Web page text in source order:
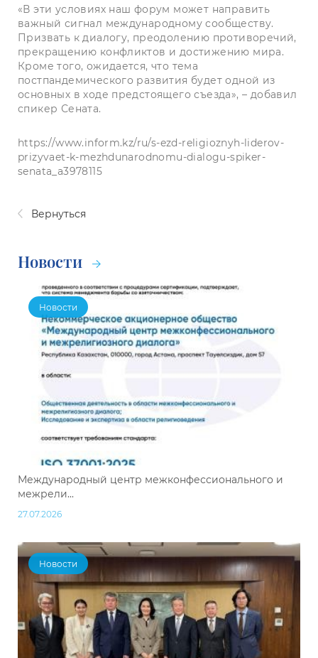
«В эти условиях наш форум может направить
важный сигнал международному сообществу.
Призвать к диалогу, преодолению противоречий,
прекращению конфликтов и достижению мира.
Кроме того, ожидается, что тема
постпандемического развития будет одной из
основных в ходе предстоящего съезда», – добавил
спикер Сената.
https://www.inform.kz/ru/s-ezd-religioznyh-liderov-
prizyvaet-k-mezhdunarodnomu-dialogu-spiker-
senata_a3978115
Вернуться
Новости
Новости
Международный центр межконфессионального и
межрели...
27.07.2026
Новости